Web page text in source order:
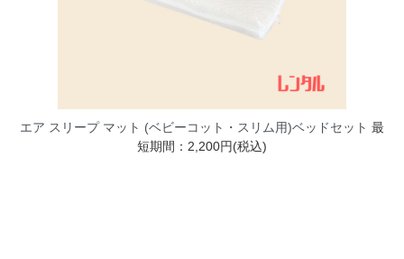
エア スリープ マット (ベビーコット・スリム用)ベッドセット 最
短期間：2,200円(税込)